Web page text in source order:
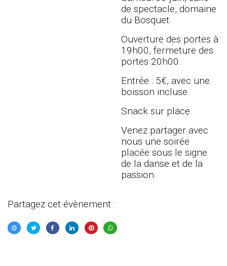
de spectacle, domaine
du Bosquet.
Ouverture des portes à
19h00, fermeture des
portes 20h00.
Entrée : 5€, avec une
boisson incluse.
Snack sur place.
Venez partager avec
nous une soirée
placée sous le signe
de la danse et de la
passion.
Partagez cet évènement :